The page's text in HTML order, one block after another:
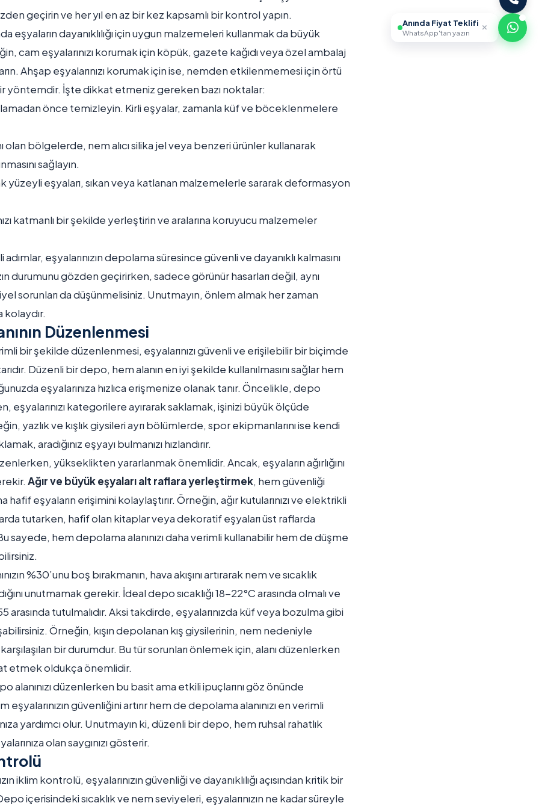
geçirin ve her yıl en az bir kez kapsamlı bir kontrol yapın.
eşyaların dayanıklılığı için uygun malzemeleri kullanmak da büyük
cam eşyalarınızı korumak için köpük, gazete kağıdı veya özel ambalaj
Ahşap eşyalarınızı korumak için ise, nemden etkilenmemesi için örtü
yöntemdir. İşte dikkat etmeniz gereken bazı noktalar:
önce temizleyin. Kirli eşyalar, zamanla küf ve böceklenmelere
olan bölgelerde, nem alıcı silika jel veya benzeri ürünler kullanarak
sağlayın.
yüzeyli eşyaları, sıkan veya katlanan malzemelerle sararak deformasyon
katmanlı bir şekilde yerleştirin ve aralarına koruyucu malzemeler
eşyalarınızın depolama süresince güvenli ve dayanıklı kalmasını
durumunu gözden geçirirken, sadece görünür hasarları değil, aynı
sorunları da düşünmelisiniz. Unutmayın, önlem almak her zaman
Düzenlenmesi
bir şekilde düzenlenmesi, eşyalarınızı güvenli ve erişilebilir bir biçimde
Düzenli bir depo, hem alanın en iyi şekilde kullanılmasını sağlar hem
eşyalarınıza hızlıca erişmenize olanak tanır. Öncelikle, depo
eşyalarınızı kategorilere ayırarak saklamak, işinizi büyük ölçüde
yazlık ve kışlık giysileri ayrı bölümlerde, spor ekipmanlarını ise kendi
aradığınız eşyayı bulmanızı hızlandırır.
yükseklikten yararlanmak önemlidir. Ancak, eşyaların ağırlığını
Ağır ve büyük eşyaları alt raflara yerleştirmek, hem güvenliği
hafif eşyaların erişimini kolaylaştırır. Örneğin, ağır kutularınızı ve elektrikli
tutarken, hafif olan kitaplar veya dekoratif eşyaları üst raflarda
sayede, hem depolama alanınızı daha verimli kullanabilir hem de düşme
%30’unu boş bırakmanın, hava akışını artırarak nem ve sıcaklık
unutmamak gerekir. İdeal depo sıcaklığı 18-22°C arasında olmalı ve
arasında tutulmalıdır. Aksi takdirde, eşyalarınızda küf veya bozulma gibi
Örneğin, kışın depolanan kış giysilerinin, nem nedeniyle
bir durumdur. Bu tür sorunları önlemek için, alanı düzenlerken
etmek oldukça önemlidir.
alanınızı düzenlerken bu basit ama etkili ipuçlarını göz önünde
güvenliğini artırır hem de depolama alanınızı en verimli
yardımcı olur. Unutmayın ki, düzenli bir depo, hem ruhsal rahatlık
olan saygınızı gösterir.
iklim kontrolü, eşyalarınızın güvenliği ve dayanıklılığı açısından kritik bir
içerisindeki sıcaklık ve nem seviyeleri, eşyalarınızın ne kadar süreyle
Anında Fiyat Teklifi
WhatsApp'tan yazın